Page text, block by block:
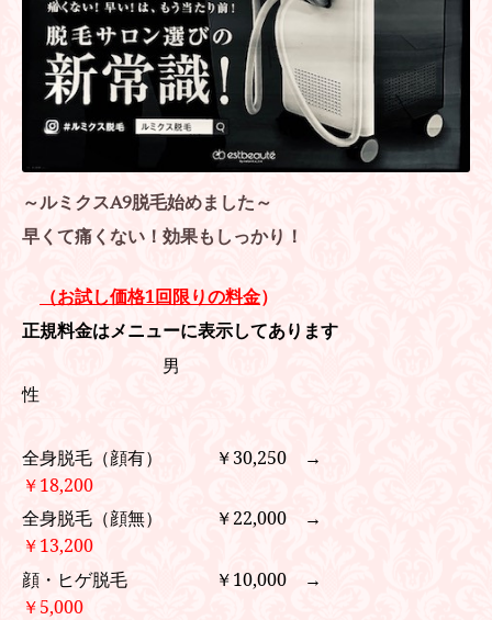
～ルミクスA9脱毛始めました～
早くて痛くない！効果もしっかり！
（お試し価格1回限りの料金）
正規料金はメニューに表示してあります
男
性
全身脱毛（顔有） ￥30,250 →
￥18,200
全身脱毛（顔無） ￥22,000 →
￥13,200
顔・ヒゲ脱毛 ￥10,000 →
￥5,000